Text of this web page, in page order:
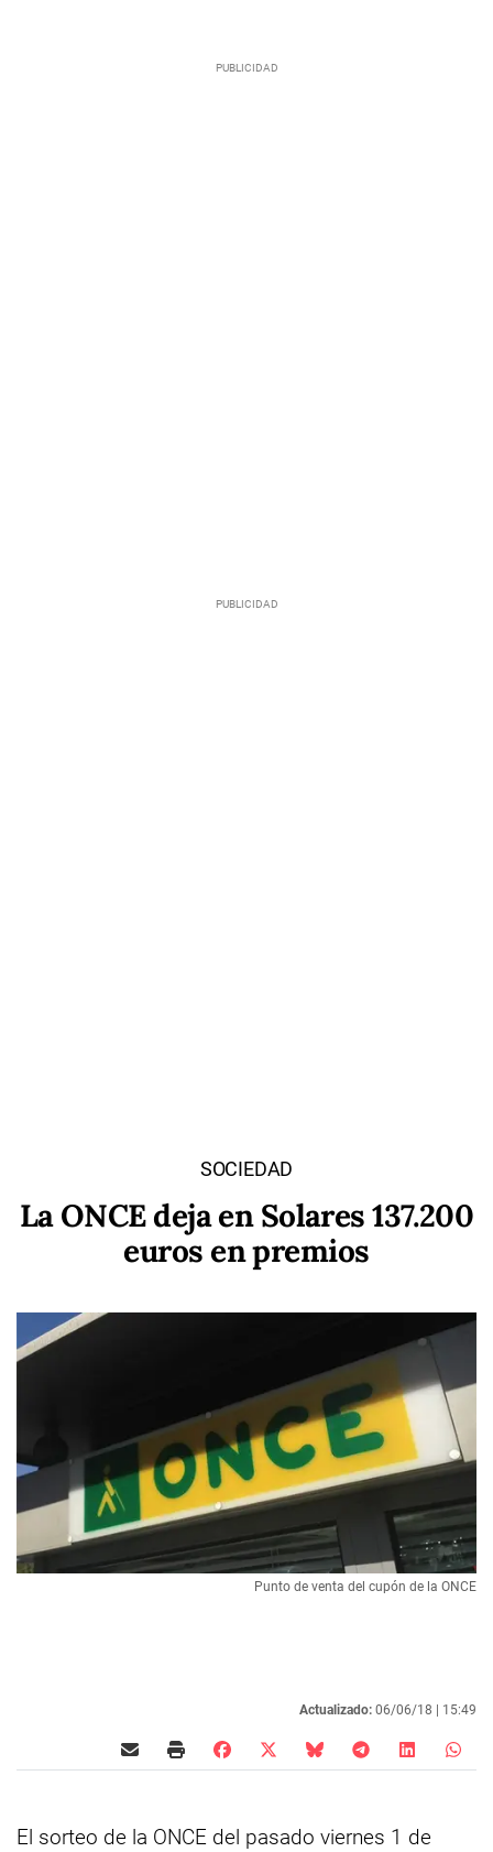
SOCIEDAD
La ONCE deja en Solares 137.200
euros en premios
Punto de venta del cupón de la ONCE
Actualizado: 06/06/18 | 15:49
El sorteo de la ONCE del pasado viernes 1 de